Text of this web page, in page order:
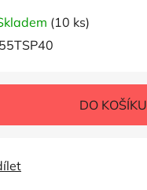
(10 ks)
55TSP40
DO KOŠÍKU